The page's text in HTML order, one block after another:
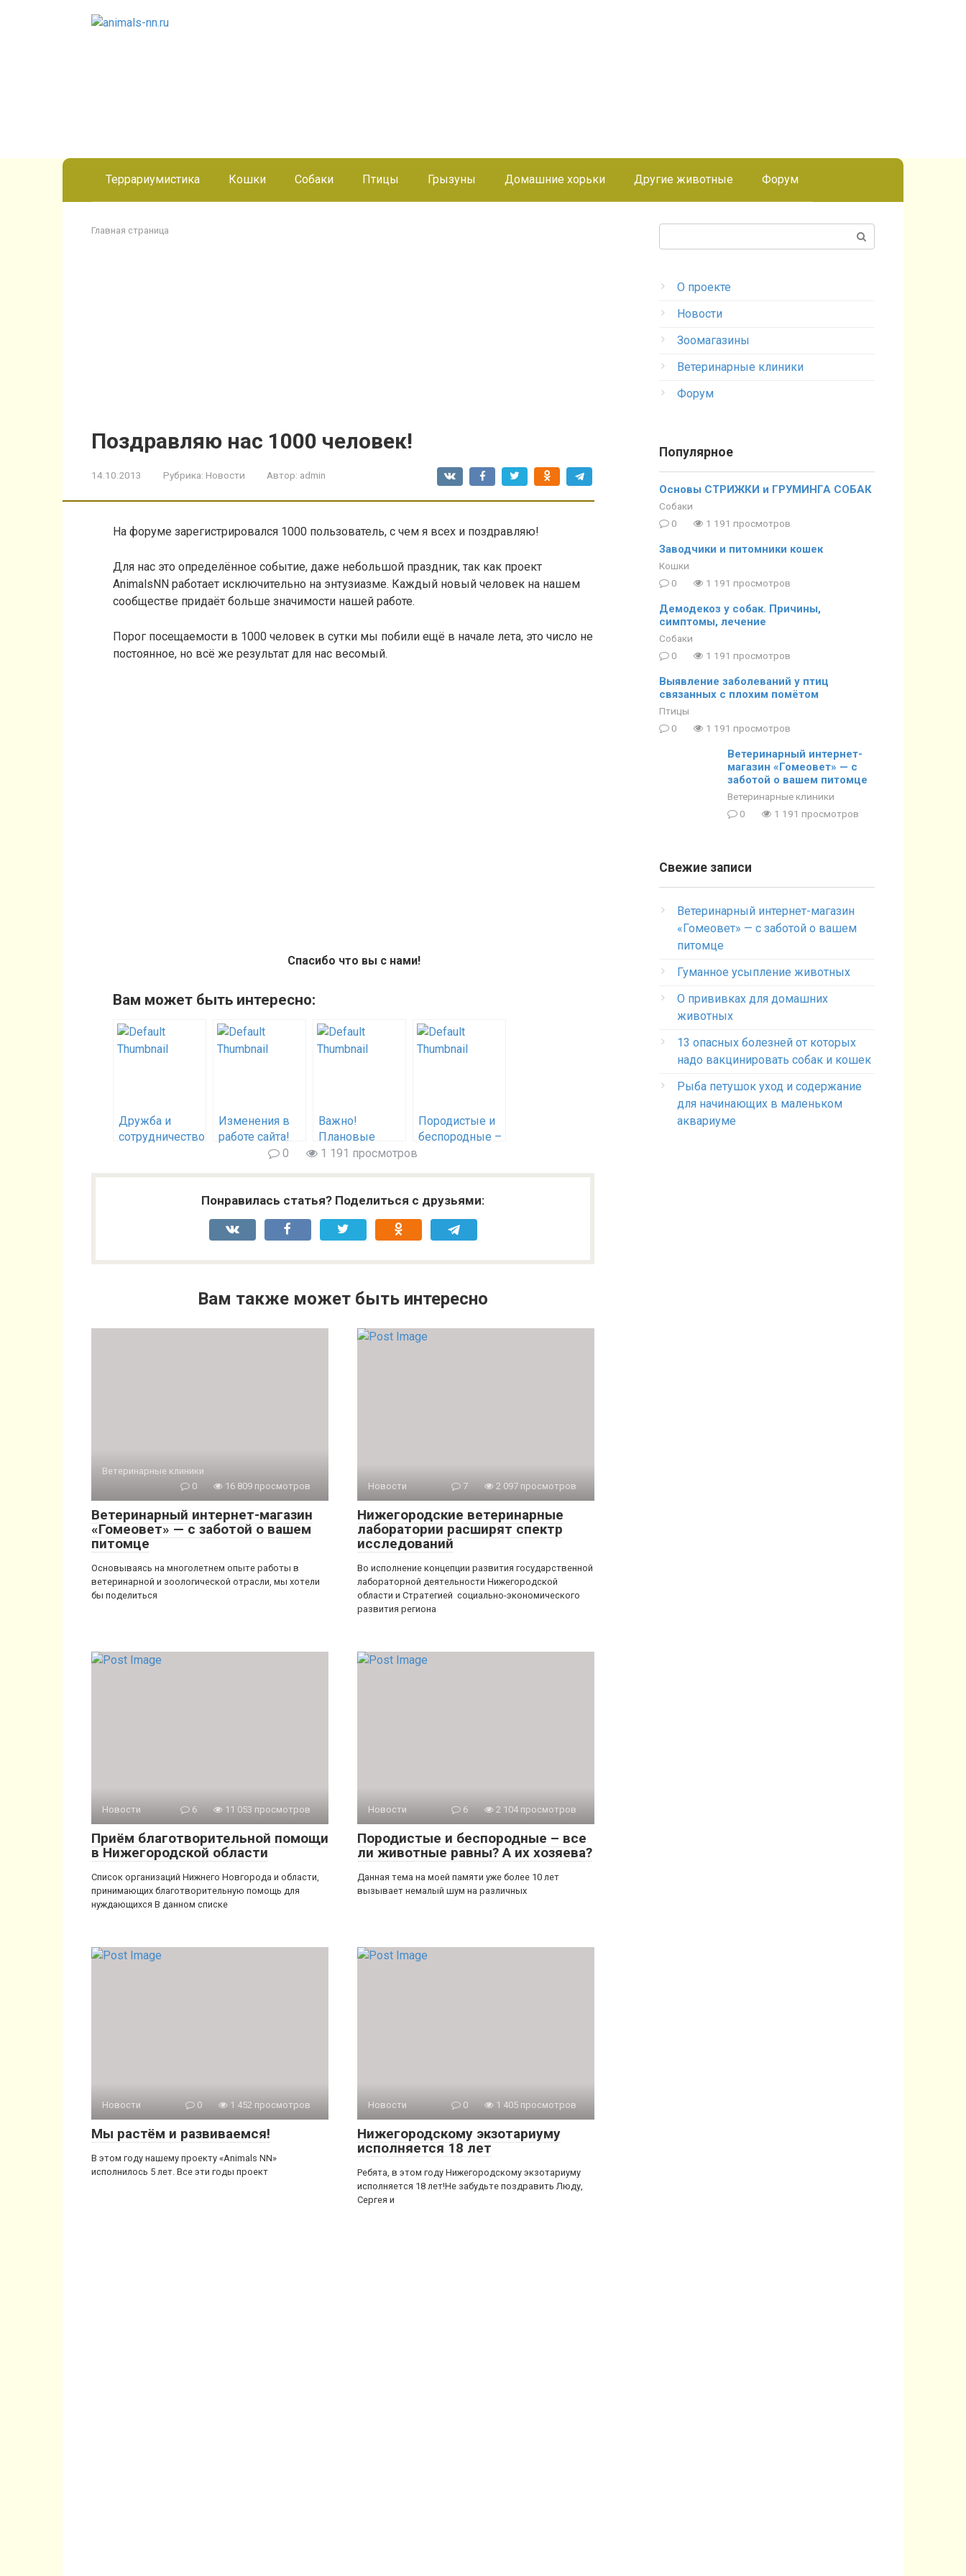
Террариумистика Кошки Собаки Птицы Грызуны Домашние хорьки Другие животные Форум
Главная страница
Поздравляю нас 1000 человек!
14.10.2013 Рубрика: Новости Автор: admin
На форуме зарегистрировался 1000 пользователь, с чем я всех и поздравляю!
Для нас это определённое событие, даже небольшой праздник, так как проект
AnimalsNN работает исключительно на энтузиазме. Каждый новый человек на нашем
сообществе придаёт больше значимости нашей работе.
Порог посещаемости в 1000 человек в сутки мы побили ещё в начале лета, это число не
постоянное, но всё же результат для нас весомый.
Спасибо что вы с нами!
Вам может быть интересно:
Дружба и
сотрудничество
Изменения в
работе сайта!
Важно!
Плановые
изменения на
Породистые и
беспородные –
хозяева?
0 1 191 просмотров
Понравилась статья? Поделиться с друзьями:
Вам также может быть интересно
Ветеринарные клиники
0
16 809 просмотров
Ветеринарный интернет-магазин
«Гомеовет» — с заботой о вашем
питомце
Основываясь на многолетнем опыте работы в
ветеринарной и зоологической отрасли, мы хотели
бы поделиться
Новости 7 2 097 просмотров
Нижегородские ветеринарные
лаборатории расширят спектр
исследований
Во исполнение концепции развития государственной
лабораторной деятельности Нижегородской
области и Стратегией социально-экономического
развития региона
Новости 6 11 053 просмотров
Приём благотворительной помощи
в Нижегородской области
Список организаций Нижнего Новгорода и области,
принимающих благотворительную помощь для
нуждающихся В данном списке
Новости 6 2 104 просмотров
Породистые и беспородные – все
ли животные равны? А их хозяева?
Данная тема на моей памяти уже более 10 лет
вызывает немалый шум на различных
Новости 0 1 452 просмотров
Мы растём и развиваемся!
В этом году нашему проекту «Animals NN»
исполнилось 5 лет. Все эти годы проект
Новости 0 1 405 просмотров
Нижегородскому экзотариуму
исполняется 18 лет
Ребята, в этом году Нижегородскому экзотариуму
исполняется 18 лет!Не забудьте поздравить Люду,
Сергея и
О проекте
Новости
Зоомагазины
Ветеринарные клиники
Форум
Популярное
Основы СТРИЖКИ и ГРУМИНГА СОБАК
Собаки
0
1 191 просмотров
Заводчики и питомники кошек
Кошки
0
1 191 просмотров
Демодекоз у собак. Причины,
симптомы, лечение
Собаки
0
1 191 просмотров
Выявление заболеваний у птиц
связанных с плохим помётом
Птицы
0
1 191 просмотров
Ветеринарный интернет-
магазин «Гомеовет» — с
заботой о вашем питомце
Ветеринарные клиники
0
1 191 просмотров
Свежие записи
Ветеринарный интернет-магазин
«Гомеовет» — с заботой о вашем
питомце
Гуманное усыпление животных
О прививках для домашних
животных
13 опасных болезней от которых
надо вакцинировать собак и кошек
Рыба петушок уход и содержание
для начинающих в маленьком
аквариуме